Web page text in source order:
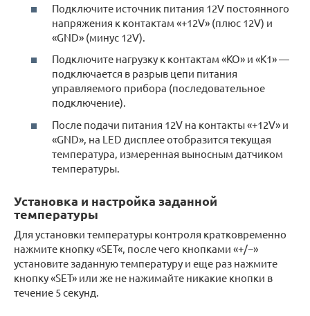
Подключите источник питания 12V постоянного
напряжения к контактам «+12V» (плюс 12V) и
«GND» (минус 12V).
Подключите нагрузку к контактам «КО» и «К1» —
подключается в разрыв цепи питания
управляемого прибора (последовательное
подключение).
После подачи питания 12V на контакты «+12V» и
«GND», на LED дисплее отобразится текущая
температура, измеренная выносным датчиком
температуры.
Установка и настройка заданной
температуры
Для установки температуры контроля кратковременно
нажмите кнопку «SET«, после чего кнопками «+/−»
установите заданную температуру и еще раз нажмите
кнопку «SET» или же не нажимайте никакие кнопки в
течение 5 секунд.